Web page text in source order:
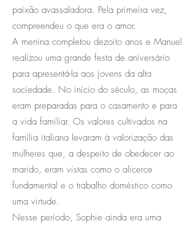
paixão avassaladora. Pela primeira vez,
compreendeu o que era o amor.
A menina completou dezoito anos e Manuel
realizou uma grande festa de aniversário
para apresentá-la aos jovens da alta
sociedade. No início do século, as moças
eram preparadas para o casamento e para
a vida familiar. Os valores cultivados na
família italiana levaram à valorização das
mulheres que, a despeito de obedecer ao
marido, eram vistas como o alicerce
fundamental e o trabalho doméstico como
uma virtude.
Nesse período, Sophie ainda era uma